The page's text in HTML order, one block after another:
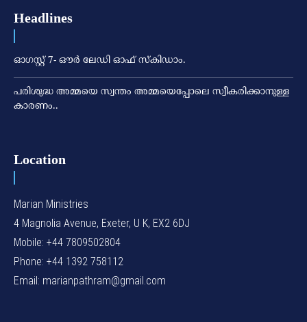
Headlines
ഓഗസ്റ്റ് 7- ഔര്‍ ലേഡി ഓഫ് സ്‌കിഡാം.
പരിശുദ്ധ അമ്മയെ സ്വന്തം അമ്മയെപ്പോലെ സ്വീകരിക്കാനുള്ള
കാരണം..
Location
Marian Ministries
4 Magnolia Avenue, Exeter, U K, EX2 6DJ
Mobile: +44 7809502804
Phone: +44 1392 758112
Email: marianpathram@gmail.com